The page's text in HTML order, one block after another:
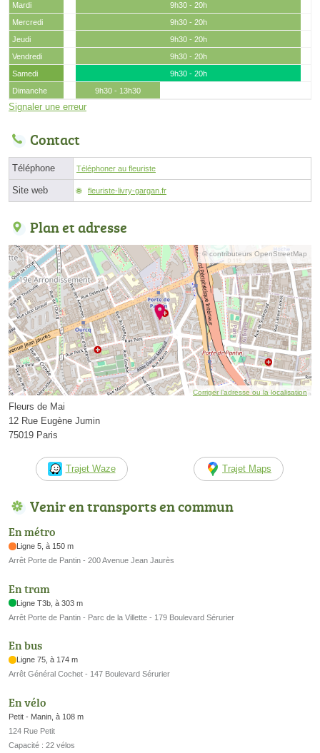
Mardi
9h30 - 20h
Mercredi
9h30 - 20h
Jeudi
9h30 - 20h
Vendredi
9h30 - 20h
Samedi
9h30 - 20h
Dimanche
9h30 - 13h30
Signaler une erreur
Contact
Téléphone Téléphoner au fleuriste
Site web fleuriste-livry-gargan.fr
Plan et adresse
© contributeurs OpenStreetMap
Corriger l’adresse ou la localisation
Fleurs de Mai
12 Rue Eugène Jumin
75019 Paris
Trajet Waze Trajet Maps
Venir en transports en commun
En métro
Ligne 5, à 150 m
Arrêt Porte de Pantin - 200 Avenue Jean Jaurès
En tram
Ligne T3b, à 303 m
Arrêt Porte de Pantin - Parc de la Villette - 179 Boulevard Sérurier
En bus
Ligne 75, à 174 m
Arrêt Général Cochet - 147 Boulevard Sérurier
En vélo
Petit - Manin, à 108 m
124 Rue Petit
Capacité : 22 vélos